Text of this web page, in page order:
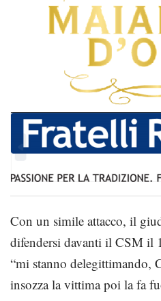
Con un simile attacco, il
difendersi davanti il CSM il
“mi stanno delegittimando,
insozza la vittima poi la fa